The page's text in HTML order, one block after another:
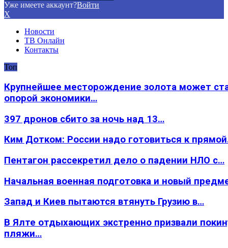
Уже имеете аккаунт?Войти
X
Новости
ТВ Онлайн
Контакты
Топ
Крупнейшее месторождение золота может
опорой экономики…
397 дронов сбито за ночь над 13…
Ким Дотком: России надо готовиться к
Пентагон рассекретил дело о падении НЛО с…
Начальная военная подготовка и новый
Запад и Киев пытаются втянуть Грузию в…
В Ялте отдыхающих экстренно призвали
пляжи…